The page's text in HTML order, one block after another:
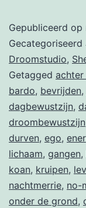
Gepubliceerd op
Gecategoriseerd
Droomstudio,
Getagged achter
bardo, bevrijden,
dagbewustzijn,
droombewustzijn
durven, ego,
lichaam, gangen,
koan, kruipen,
nachtmerrie, no-
onder de grond,